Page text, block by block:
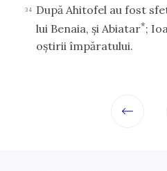
34
După Ahitofel au fost
lui Benaia, şi Abiatar*;
oştirii împăratului.